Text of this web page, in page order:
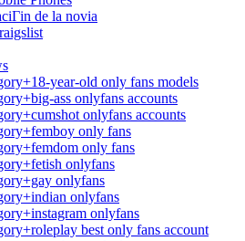
de la novia
year-old only fans models
ass onlyfans accounts
onlyfans accounts
only fans
only fans
onlyfans
onlyfans
onlyfans
onlyfans
best only fans account